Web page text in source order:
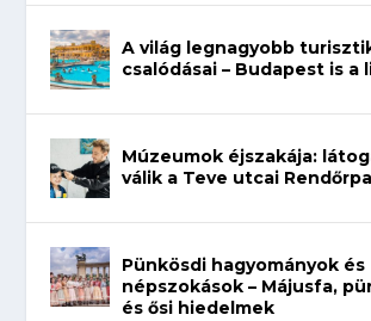
A világ legnagyobb
csalódásai – Budapest is a
Múzeumok éjszakája:
válik a Teve utcai
Pünkösdi hagyományok és
népszokások – Májusfa,
és ősi hiedelmek